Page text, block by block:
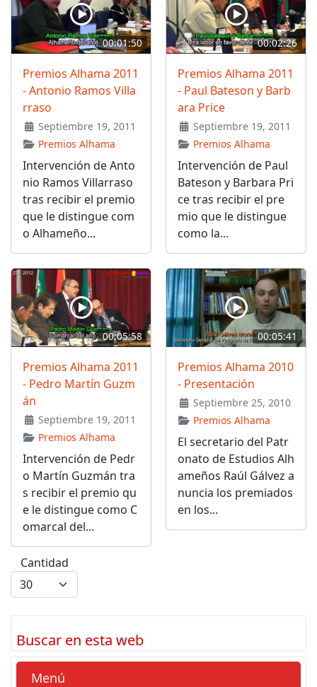
00:01:50
Premios Alhama 2011
- Antonio Ramos Villa
rraso
Septiembre 19, 2011
Premios Alhama
Intervención de Anto
nio Ramos Villarraso
tras recibir el premio
que le distingue com
o Alhameño...
00:02:26
Premios Alhama 2011
- Paul Bateson y Barb
ara Price
Septiembre 19, 2011
Premios Alhama
Intervención de Paul
Bateson y Barbara Pri
ce tras recibir el pre
mio que le distingue
como la...
00:05:58
Premios Alhama 2011
- Pedro Martín Guzm
án
Septiembre 19, 2011
Premios Alhama
Intervención de Pedr
o Martín Guzmán tra
s recibir el premio qu
e le distingue como C
omarcal del...
00:05:41
Premios Alhama 2010
- Presentación
Septiembre 25, 2010
Premios Alhama
El secretario del Patr
onato de Estudios Alh
ameños Raúl Gálvez a
nuncia los premiados
en los...
Cantidad
Buscar en esta web
Menú